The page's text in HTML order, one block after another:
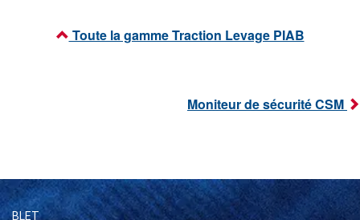
Toute la gamme Traction Levage PIAB
Moniteur de sécurité CSM
BLET